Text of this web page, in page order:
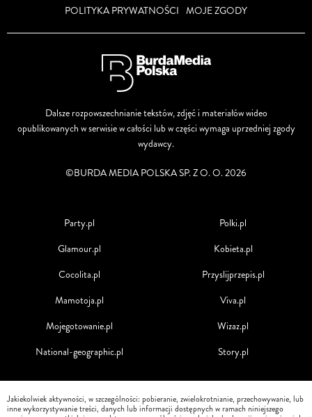
POLITYKA PRYWATNOŚCI MOJE ZGODY
Dalsze rozpowszechnianie tekstów, zdjęć i materiałów wideo
opublikowanych w serwisie w całości lub w części wymaga uprzedniej zgody
wydawcy.
©BURDA MEDIA POLSKA SP. Z O. O. 2026
Party.pl
Glamour.pl
Cocolita.pl
Mamotoja.pl
Mojegotowanie.pl
National-geographic.pl
Polki.pl
Kobieta.pl
Przyslijprzepis.pl
Viva.pl
Wizaz.pl
Story.pl
Jakiekolwiek aktywności, w szczególności: pobieranie, zwielokrotnianie, przechowywanie, lub
inne wykorzystywanie treści, danych lub informacji dostępnych w ramach niniejszego